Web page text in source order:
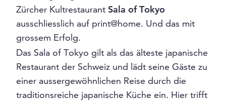
Zürcher Kultrestaurant Sala of Tokyo
ausschliesslich auf print@home. Und das mit
grossem Erfolg.
Das Sala of Tokyo gilt als das älteste japanische
Restaurant der Schweiz und lädt seine Gäste zu
einer aussergewöhnlichen Reise durch die
traditionsreiche japanische Küche ein. Hier trifft